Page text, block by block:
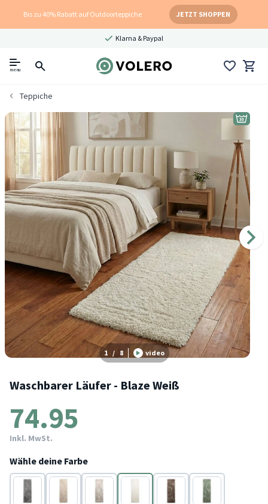
Bis zu 40% Rabatt auf Outdoorteppiche JETZT SHOPPEN
Klarna & Paypal
menu
Teppiche
1 / 8 video
Waschbarer Läufer - Blaze Weiß
74.95
Inkl. MwSt.
Wähle deine Farbe